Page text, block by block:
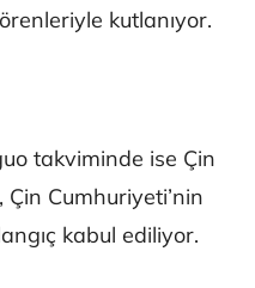
kutlanıyor.
takviminde ise Çin
Çin Cumhuriyeti’nin
kabul ediliyor.